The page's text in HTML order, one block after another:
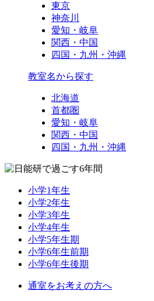
東京
神奈川
愛知・岐阜
関西・中国
四国・九州・沖縄
教室名から探す
北海道
首都圏
愛知・岐阜
関西・中国
四国・九州・沖縄
小学1年生
小学2年生
小学3年生
小学4年生
小学5年生期
小学6年生前期
小学6年生後期
通室をお考えの方へ